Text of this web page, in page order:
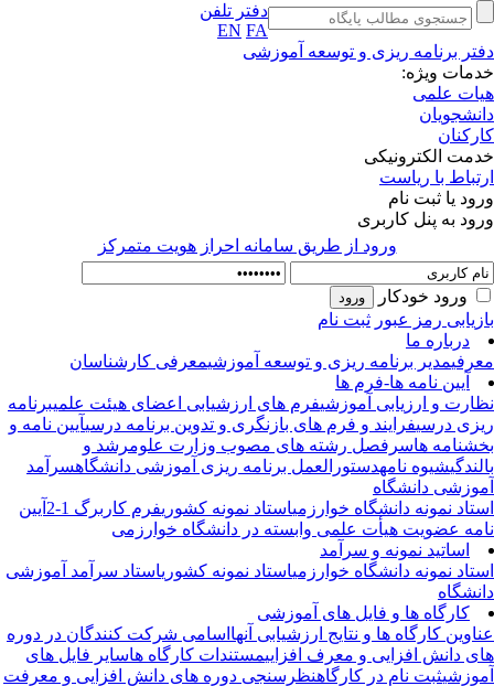
دفتر تلفن
EN FA
برنامه ریزی و توسعه آموزشی
ویژه:
علمی
الکترونیکی
با ریاست
یا ثبت نام
به پنل کاربری
ورود از طريق سامانه احراز هويت متمركز
ورود خودکار
رمز عبور ثبت نام
درباره ما
مدیر برنامه ریزی و توسعه آموزشیمعرفی کارشناسان
آیین نامه ها-فرم ها
و ارزیابی آموزشیفرم های ارزشیابی اعضای هیئت علمیبرنامه
درسیفرایند و فرم های بازنگری و تدوین برنامه درسیآیین نامه و
هاسرفصل رشته های مصوب وزارت علومرشد و
شیوه نامهدستورالعمل برنامه ریزی آموزشی دانشگاهسرآمد
دانشگاه
نمونه دانشگاه خوارزمیاستاد نمونه کشوریفرم کاربرگ 1-2
آیین
عضویت هیأت علمی وابسته در دانشگاه خوارزمی
اساتید نمونه و سرآمد
نمونه دانشگاه خوارزمیاستاد نمونه کشوریاستاد سرآمد آموزشی
کارگاه ها و فایل های آموزشی
کارگاه ها و نتایج ارزشیابی آنهااسامی شرکت کنندگان در دوره
دانش افزایی و معرف افزایی مستندات کارگاه هاسایر فایل های
ثبت نام در کارگاهنظرسنجی دوره های دانش افزایی و معرفت